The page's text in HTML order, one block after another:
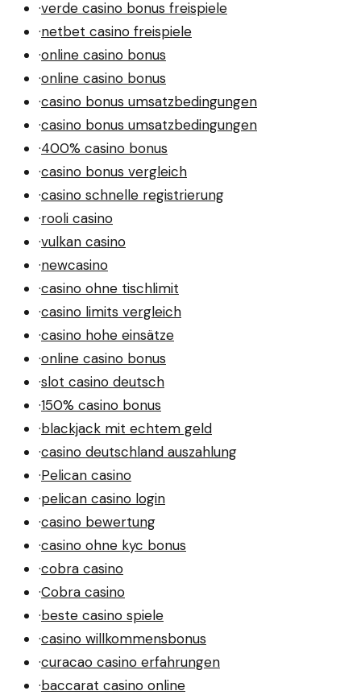
·verde casino bonus freispiele
·netbet casino freispiele
·online casino bonus
·online casino bonus
·casino bonus umsatzbedingungen
·casino bonus umsatzbedingungen
·400% casino bonus
·casino bonus vergleich
·casino schnelle registrierung
·rooli casino
·vulkan casino
·newcasino
·casino ohne tischlimit
·casino limits vergleich
·casino hohe einsätze
·online casino bonus
·slot casino deutsch
·150% casino bonus
·blackjack mit echtem geld
·casino deutschland auszahlung
·Pelican casino
·pelican casino login
·casino bewertung
·casino ohne kyc bonus
·cobra casino
·Cobra casino
·beste casino spiele
·casino willkommensbonus
·curacao casino erfahrungen
·baccarat casino online